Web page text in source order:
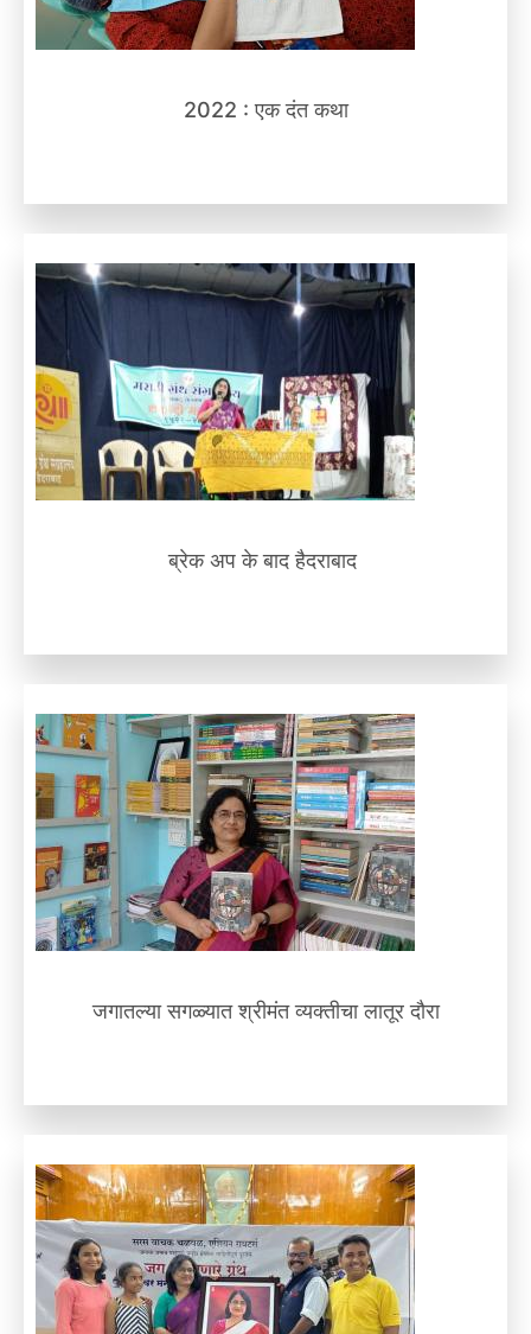
2022 : एक दंत कथा
ब्रेक अप के बाद हैदराबाद
जगातल्या सगळ्यात श्रीमंत व्‍यक्‍तीचा लातूर दौरा